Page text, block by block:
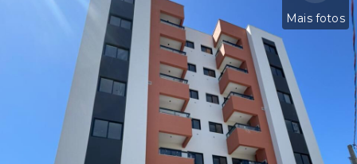
Mais fotos